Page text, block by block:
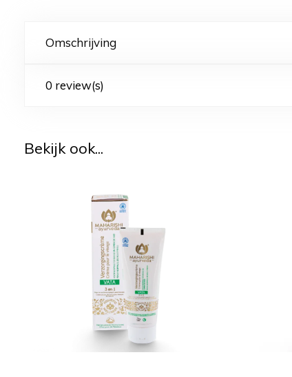
Omschrijving
0 review(s)
Bekijk ook...